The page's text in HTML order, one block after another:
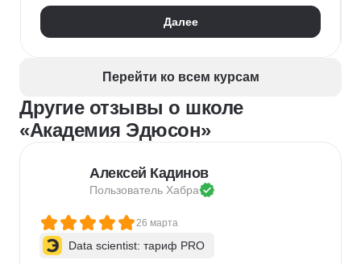
Далее
Перейти ко всем курсам
Другие отзывы о школе
«Академия Эдюсон»
Алексей Кадинов
Пользователь Хабра
26 марта
Data scientist: тариф PRO